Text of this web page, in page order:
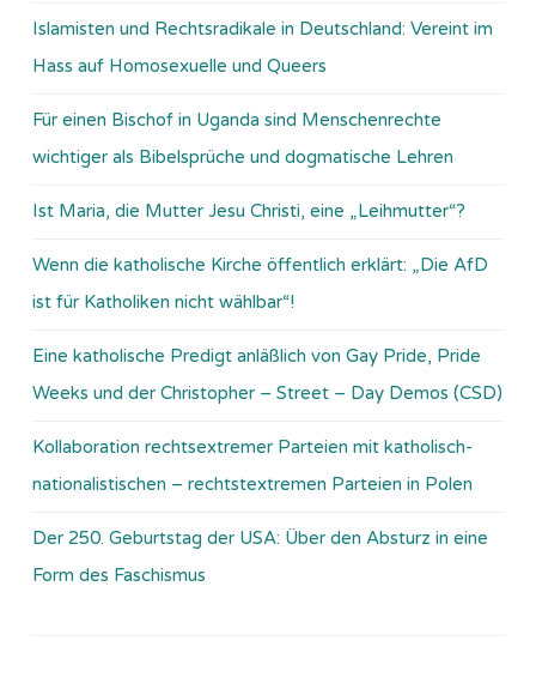
Islamisten und Rechtsradikale in Deutschland: Vereint im
Hass auf Homosexuelle und Queers
Für einen Bischof in Uganda sind Menschenrechte
wichtiger als Bibelsprüche und dogmatische Lehren
Ist Maria, die Mutter Jesu Christi, eine „Leihmutter“?
Wenn die katholische Kirche öffentlich erklärt: „Die AfD
ist für Katholiken nicht wählbar“!
Eine katholische Predigt anläßlich von Gay Pride, Pride
Weeks und der Christopher – Street – Day Demos (CSD)
Kollaboration rechtsextremer Parteien mit katholisch-
nationalistischen – rechtstextremen Parteien in Polen
Der 250. Geburtstag der USA: Über den Absturz in eine
Form des Faschismus